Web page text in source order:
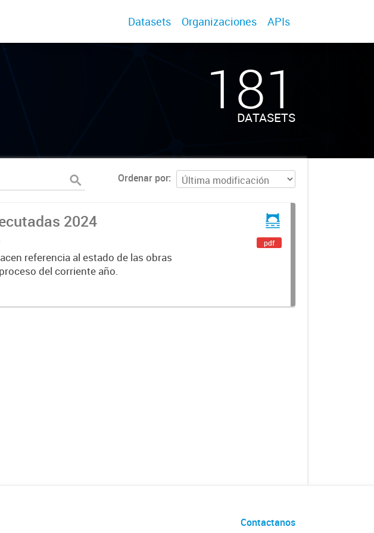
Datasets Organizaciones APIs
181
DATASETS
Ordenar por
2024
referencia al estado de las obras
del corriente año.
pdf
Contactanos